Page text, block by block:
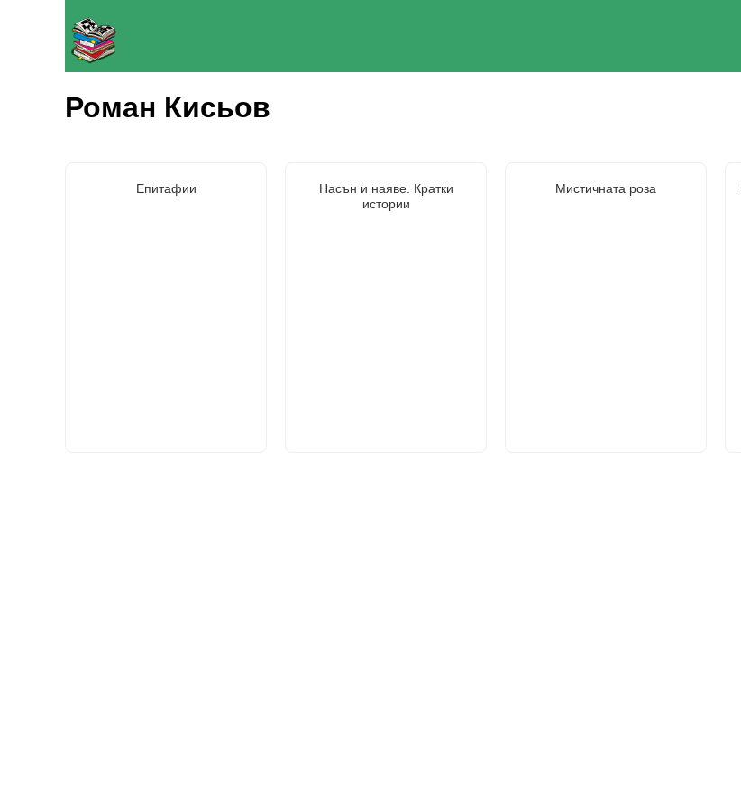
Роман Кисьов
Епитафии
Насън и наяве. Кратки
истории
Мистичната роза